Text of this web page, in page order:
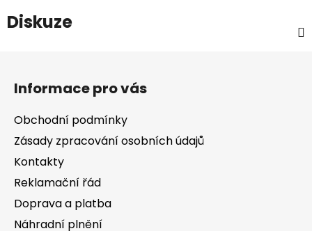
Diskuze
Informace pro vás
Obchodní podmínky
Zásady zpracování osobních údajů
Kontakty
Reklamační řád
Doprava a platba
Náhradní plnění